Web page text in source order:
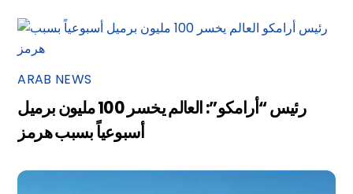
ARAB NEWS
رئيس “أرامكو”: العالم يخسر 100 مليون برميل
أسبوعياً بسبب هرمز